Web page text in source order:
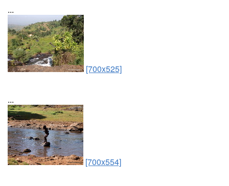
...
[700x525]
...
[700x554]